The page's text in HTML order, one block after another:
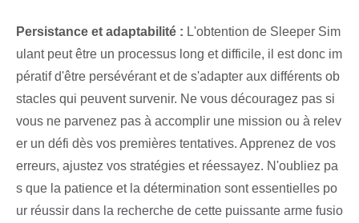
Persistance et adaptabilité : L'obtention de Sleeper Sim
ulant peut être un ‌processus‌ long et difficile, il est donc im
pératif d'être persévérant et de s'adapter aux différents ob
stacles qui peuvent survenir. Ne vous découragez pas si
vous ne parvenez pas à accomplir une mission ou à relev
er un défi dès vos premières tentatives. Apprenez de vos
erreurs, ajustez vos stratégies et réessayez. N'oubliez pa
s que la patience et la détermination sont essentielles po
ur réussir dans la recherche de cette puissante arme fusio